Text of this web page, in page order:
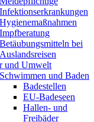
Infektionserkrankungen
Hygienemaßnahmen
Impfberatung
Betäubungsmitteln bei
Auslandsreisen
und Umwelt
Schwimmen und Baden
Badestellen
EU-Badeseen
Hallen- und
Freibäder